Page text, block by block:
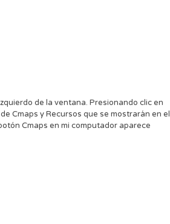
de la ventana. Presionando clic en
Cmaps y Recursos que se mostrarán en el
Cmaps en mi computador aparece